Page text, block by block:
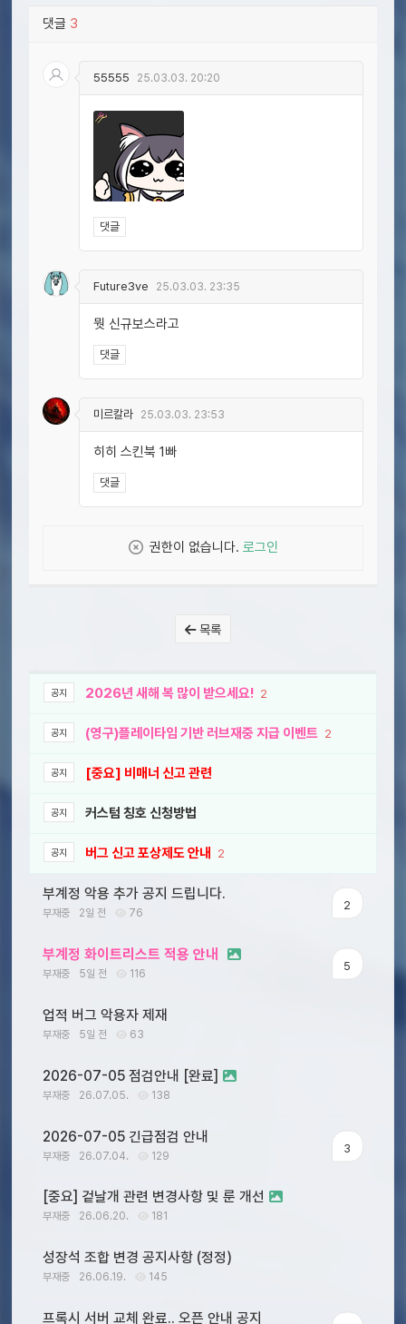
댓글 3
55555 25.03.03. 20:20
댓글
Future3ve 25.03.03. 23:35
뭣 신규보스라고
댓글
미르칼라 25.03.03. 23:53
히히 스킨북 1빠
댓글
권한이 없습니다. 로그인
목록
공지 2026년 새해 복 많이 받으세요! 2
공지 (영구)플레이타임 기반 러브재중 지급 이벤트 2
공지 [중요] 비매너 신고 관련
공지 커스텀 칭호 신청방법
공지 버그 신고 포상제도 안내 2
부계정 악용 추가 공지 드립니다.
부재중 2일 전 76
2
부계정 화이트리스트 적용 안내
부재중 5일 전 116
5
업적 버그 악용자 제재
부재중 5일 전 63
2026-07-05 점검안내 [완료]
부재중 26.07.05. 138
2026-07-05 긴급점검 안내
부재중 26.07.04. 129
3
[중요] 겉날개 관련 변경사항 및 룬 개선
부재중 26.06.20. 181
성장석 조합 변경 공지사항 (정정)
부재중 26.06.19. 145
프록시 서버 교체 완료.. 오픈 안내 공지